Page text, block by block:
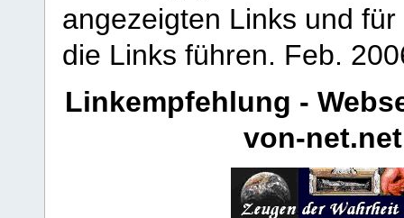
angezeigten Links und
die Links führen. Feb.
Linkempfehlung -
von-net.net